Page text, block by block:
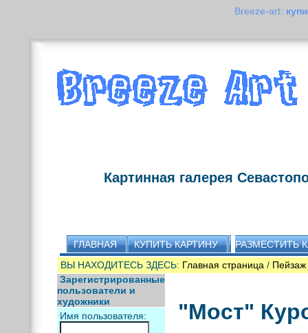
Breeze-art:
Картинная галерея
ГЛАВНАЯ КУПИТЬ КАРТИНУ
РАЗМЕСТИТЬ
ВЫ НАХОДИТЕСЬ ЗДЕСЬ: Главная страница / Пейзаж
Зарегистрированные
пользователи и
художники
Имя пользователя:
"Мост"